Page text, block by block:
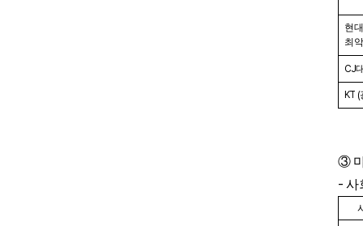
현
최
CJ
KT (
③
- 사